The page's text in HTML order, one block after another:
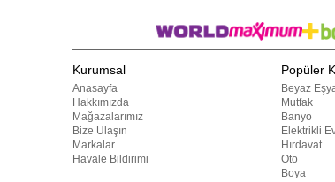
Kurumsal
Anasayfa
Hakkımızda
Mağazalarımız
Bize Ulaşın
Markalar
Havale Bildirimi
Popüler
Beyaz
Mutfak
Banyo
Elektrikli
Hırdavat
Oto
Boya